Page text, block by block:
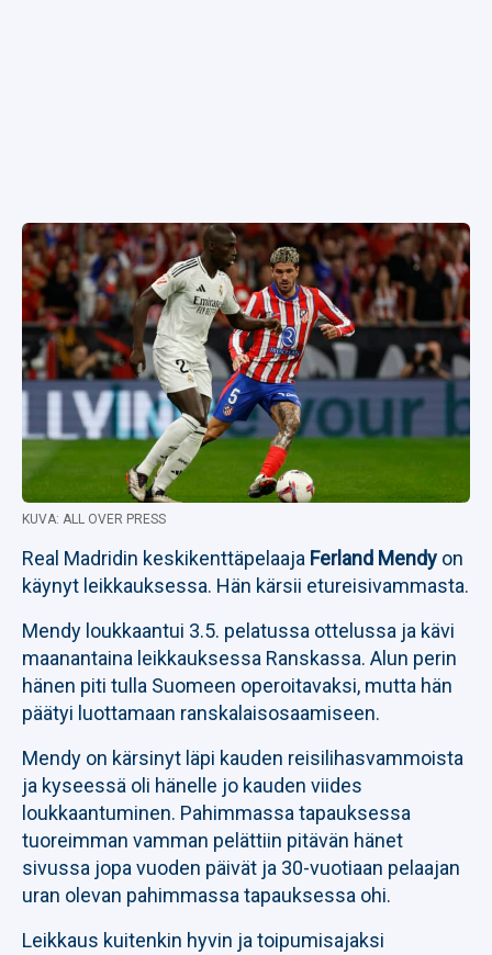
KUVA: ALL OVER PRESS
Real Madridin keskikenttäpelaaja Ferland Mendy on
käynyt leikkauksessa. Hän kärsii etureisivammasta.
Mendy loukkaantui 3.5. pelatussa ottelussa ja kävi
maanantaina leikkauksessa Ranskassa. Alun perin
hänen piti tulla Suomeen operoitavaksi, mutta hän
päätyi luottamaan ranskalaisosaamiseen.
Mendy on kärsinyt läpi kauden reisilihasvammoista
ja kyseessä oli hänelle jo kauden viides
loukkaantuminen. Pahimmassa tapauksessa
tuoreimman vamman pelättiin pitävän hänet
sivussa jopa vuoden päivät ja 30-vuotiaan pelaajan
uran olevan pahimmassa tapauksessa ohi.
Leikkaus kuitenkin hyvin ja toipumisajaksi